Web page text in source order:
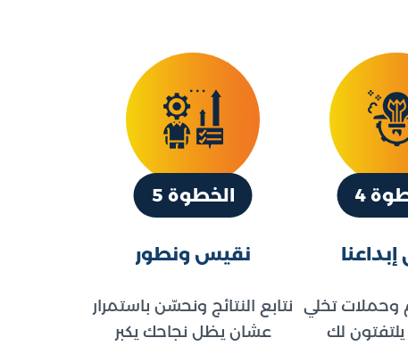
4
تخلي
لك
الخطوة 5
نقيس ونطور
نتابع النتائج ونحسّن باستمرار
عشان يظل نجاحك يكبر